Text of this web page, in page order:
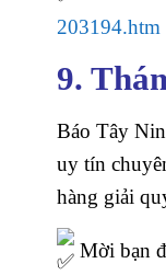
203194.htm
9.
Báo Tây
uy tín
hàng giải
Mời bạn